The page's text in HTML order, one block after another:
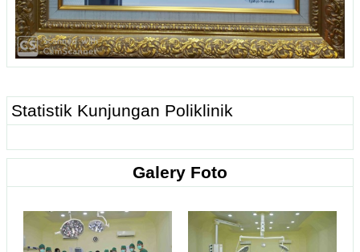
Statistik Kunjungan Poliklinik
Galery Foto